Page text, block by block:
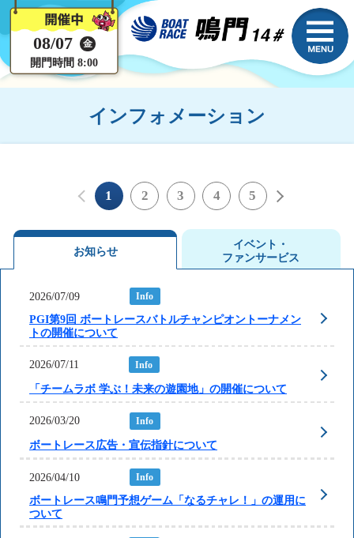
08/07 金
開門時間 8:00
インフォメーション
1 2 3 4 5
お知らせ
イベント・
ファンサービス
2026/07/09 Info
PGI第9回 ボートレースバトルチャンピオントーナメン
トの開催について
2026/07/11 Info
「チームラボ 学ぶ！未来の遊園地」の開催について
2026/03/20 Info
ボートレース広告・宣伝指針について
2026/04/10 Info
ボートレース鳴門予想ゲーム「なるチャレ！」の運用に
ついて